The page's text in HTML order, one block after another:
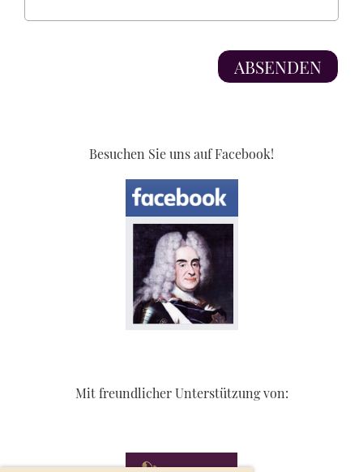
Besuchen Sie uns auf Facebook!
Mit freundlicher Unterstützung von: